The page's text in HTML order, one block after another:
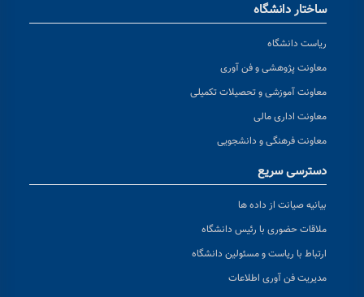
ساختار دانشگاه
ریاست دانشگاه
معاونت پژوهشی و فن آوری
معاونت آموزشی و تحصیلات تکمیلی
معاونت اداری مالی
معاونت فرهنگی و دانشجویی
دسترسی سریع
بیانیه صیانت از داده ها
ملاقات حضوری با رئیس دانشگاه
ارتباط با ریاست و مسئولین دانشگاه
مدیریت فن آوری اطلاعات